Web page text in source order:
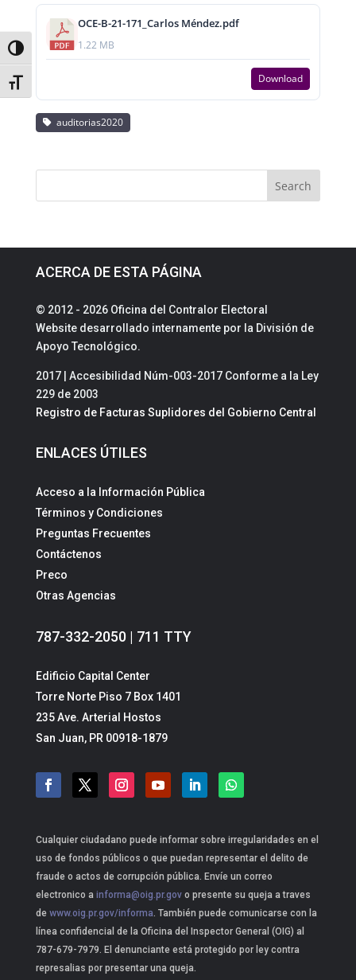
Toggle High Contrast
Toggle Font size
OCE-B-21-171_Carlos Méndez.pdf
1.22 MB
Download
auditorias2020
ACERCA DE ESTA PÁGINA
© 2012 - 2026 Oficina del Contralor Electoral
Website desarrollado internamente por la División de
Apoyo Tecnológico.
2017 | Accesibilidad Núm-003-2017 Conforme a la Ley
229 de 2003
Registro de Facturas Suplidores del Gobierno Central
ENLACES ÚTILES
Acceso a la Información Pública
Términos y Condiciones
Preguntas Frecuentes
Contáctenos
Preco
Otras Agencias
787-332-2050 | 711 TTY
Edificio Capital Center
Torre Norte Piso 7 Box 1401
235 Ave. Arterial Hostos
San Juan, PR 00918-1879
Cualquier ciudadano puede informar sobre irregularidades en el
uso de fondos públicos o que puedan representar el delito de
fraude o actos de corrupción pública. Envíe un correo
electronico a informa@oig.pr.govo presente su queja a traves
dewww.oig.pr.gov/informa. También puede comunicarse con la
línea confidencial de la Oficina del Inspector General (OIG) al
787-679-7979. El denunciante está protegido por ley contra
represalias por presentar una queja.